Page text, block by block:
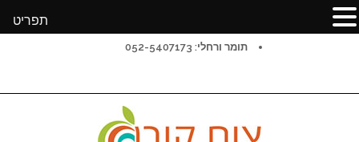
תומר ורחלי: 052-5407173
תפריט